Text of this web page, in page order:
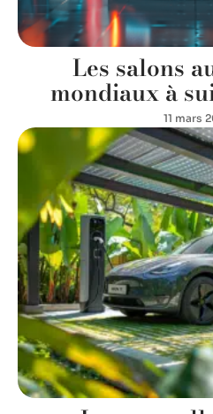
Les salons
mondiaux à
11 mars